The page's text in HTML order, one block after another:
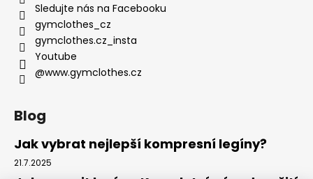
Sledujte nás na Facebooku
gymclothes_cz
gymclothes.cz_insta
Youtube
@www.gymclothes.cz
Blog
Jak vybrat nejlepší kompresní legíny?
21.7.2025